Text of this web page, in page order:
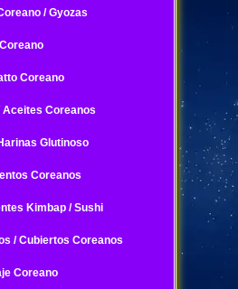
/ Gyozas
Coreano
Aceites Coreanos
Glutinoso
Coreanos
Kimbap / Sushi
/ Cubiertos Coreanos
Coreano